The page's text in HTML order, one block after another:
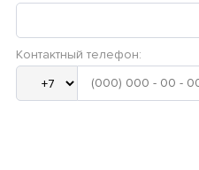
Контактный телефон: